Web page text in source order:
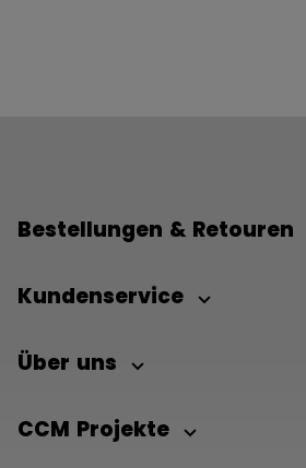
Bestellungen & Retouren
Kundenservice
Über uns
CCM Projekte